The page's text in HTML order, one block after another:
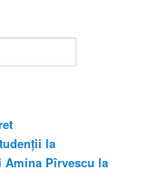
la
Pîrvescu la